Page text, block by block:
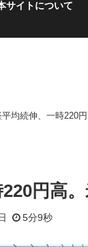
サイトについて
平均続伸、一時220
円高
5分9秒